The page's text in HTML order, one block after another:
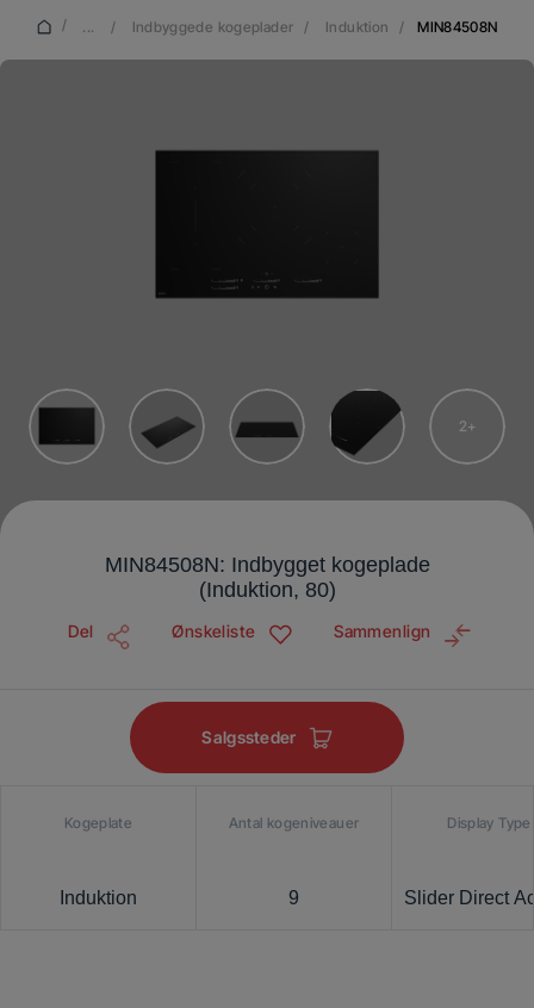
/ ... / Indbyggede kogeplader / Induktion / MIN84508N
2
MIN84508N: Indbygget kogeplade
(Induktion, 80)
Del Ønskeliste Sammenlign
Salgssteder
Kogeplate
Induktion
Antal kogeniveauer
9
Display Type
Slider Direct